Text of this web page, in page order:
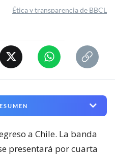
Ética y transparencia de BBCL
a Chile. La banda
presentará por cuarta